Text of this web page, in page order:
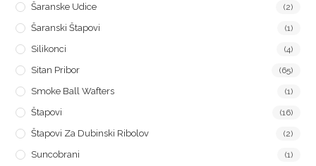
Šaranske Udice (2)
Šaranski Štapovi (1)
Silikonci (4)
Sitan Pribor (65)
Smoke Ball Wafters (1)
Štapovi (16)
Štapovi Za Dubinski Ribolov (2)
Suncobrani (1)